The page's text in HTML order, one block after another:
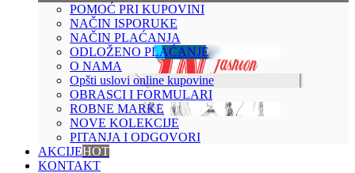
POMOĆ PRI KUPOVINI
NAČIN ISPORUKE
NAČIN PLAĆANJA
ODLOŽENO PLAĆANJE
O NAMA
Opšti uslovi online kupovine
OBRASCI I FORMULARI
ROBNE MARKE
NOVE KOLEKCIJE
PITANJA I ODGOVORI
AKCIJEHOT
KONTAKT